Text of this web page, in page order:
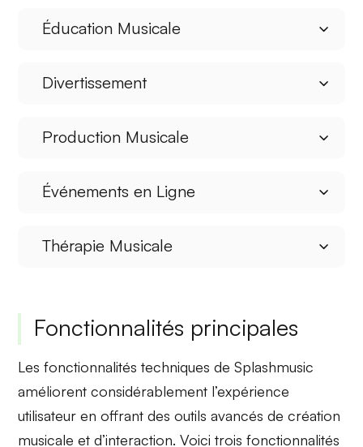
Éducation Musicale
Divertissement
Production Musicale
Événements en Ligne
Thérapie Musicale
Fonctionnalités principales
Les fonctionnalités techniques de Splashmusic
améliorent considérablement l’expérience
utilisateur en offrant des outils avancés de création
musicale et d’interaction. Voici trois fonctionnalités